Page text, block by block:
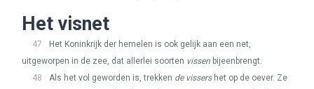
Het visnet
47
Het Koninkrijk der hemelen is ook gelijk aan een net,
uitgeworpen in de zee, dat allerlei soorten vissen bijeenbrengt.
48
Als het vol geworden is, trekken de vissershet op de oever. Ze